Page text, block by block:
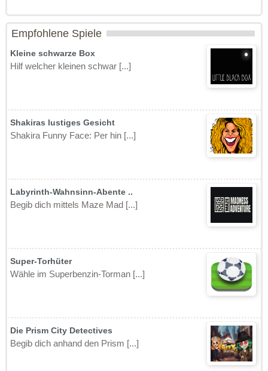
Empfohlene Spiele
Kleine schwarze Box
Hilf welcher kleinen schwar [...]
Shakiras lustiges Gesicht
Shakira Funny Face: Per hin [...]
Labyrinth-Wahnsinn-Abente ..
Begib dich mittels Maze Mad [...]
Super-Torhüter
Wähle im Superbenzin-Torman [...]
Die Prism City Detectives
Begib dich anhand den Prism [...]